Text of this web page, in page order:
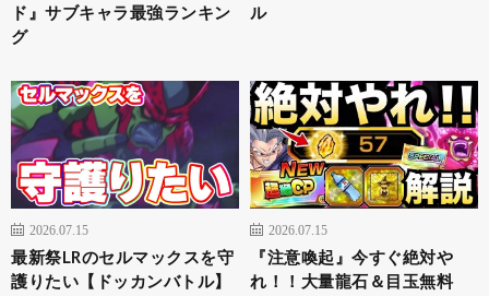
ド』サブキャラ最強ランキン
グ
ル
2026.07.15
最新祭LRのセルマックスを守
護りたい【ドッカンバトル】
2026.07.15
『注意喚起』今すぐ絶対や
れ！！大量龍石＆目玉無料